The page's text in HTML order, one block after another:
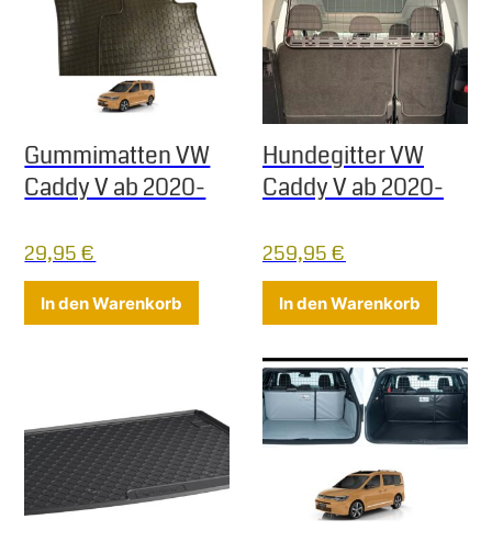
Gummimatten VW
Caddy V ab 2020-
29,95€
In den Warenkorb
Hundegitter VW
Caddy V ab 2020-
259,95€
In den Warenkorb